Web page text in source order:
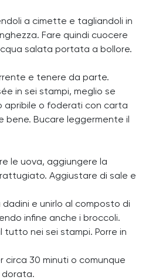
a cimette e tagliandoli in
Fare quindi cuocere
salata portata a bollore.
e tenere da parte.
in sei stampi, meglio se
apribile o foderati con carta
bene. Bucare leggermente il
le uova, aggiungere la
Aggiustare di sale e
dadini e unirlo al composto di
infine anche i broccoli.
tutto nei sei stampi. Porre in
circa 30 minuti o comunque
dorata.